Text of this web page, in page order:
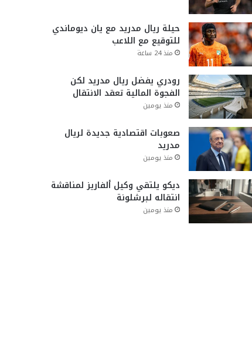
حيلة ريال مدريد مع يان ديوماندي
للتوقيع مع اللاعب
منذ 24 ساعة
رودري يفضل ريال مدريد لكن
الفجوة المالية تعقد الانتقال
منذ يومين
صعوبات اقتصادية جديدة لريال
مدريد
منذ يومين
ديكو يلتقي وكيل ألفاريز لمناقشة
انتقاله لبرشلونة
منذ يومين